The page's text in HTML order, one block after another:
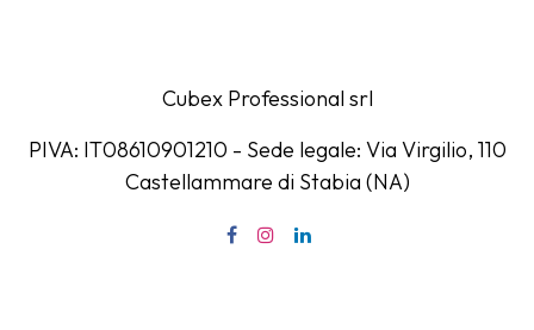
Cubex Professional srl
PIVA: IT08610901210 - Sede legale: Via Virgilio, 110
Castellammare di Stabia (NA)